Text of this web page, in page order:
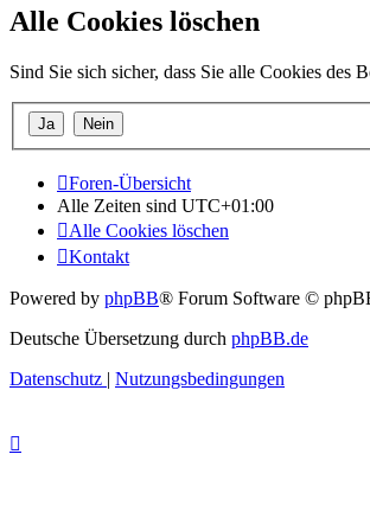
Alle Cookies löschen
Sind Sie sich sicher, dass Sie alle Cookies des
Foren-Übersicht
Alle Zeiten sind UTC+01:00
Alle Cookies löschen
Kontakt
Powered by phpBB® Forum Software ©
Deutsche Übersetzung durch phpBB.de
Datenschutz | Nutzungsbedingungen